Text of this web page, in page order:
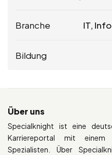
Branche IT,
Bildung
Über uns
Specialknight ist eine
Karriereportal mit
Spezialisten. Über